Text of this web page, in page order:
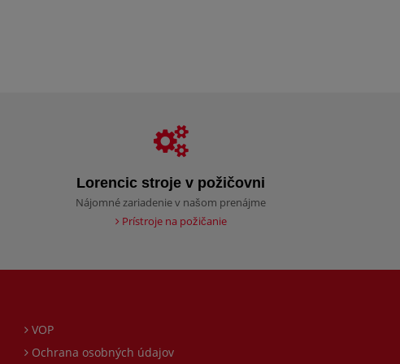
Lorencic stroje v požičovni
Nájomné zariadenie v našom prenájme
Prístroje na požičanie
VOP
Ochrana osobných údajov